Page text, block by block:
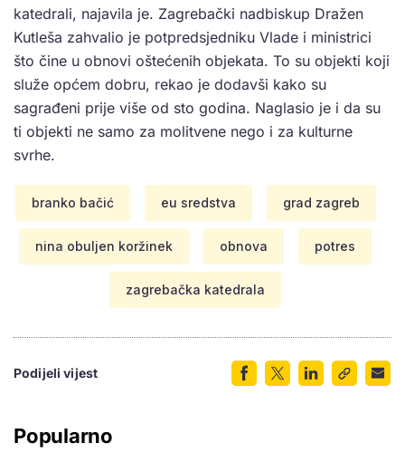
katedrali, najavila je. Zagrebački nadbiskup Dražen
Kutleša zahvalio je potpredsjedniku Vlade i ministrici
što čine u obnovi oštećenih objekata. To su objekti koji
služe općem dobru, rekao je dodavši kako su
sagrađeni prije više od sto godina. Naglasio je i da su
ti objekti ne samo za molitvene nego i za kulturne
svrhe.
branko bačić eu sredstva grad zagreb
nina obuljen koržinek obnova potres
zagrebačka katedrala
Podijeli vijest
Popularno